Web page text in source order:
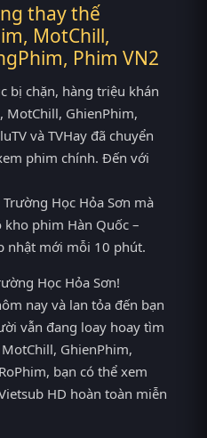
thay thế
MotChill,
Phim VN2
bị chặn, hàng triệu khán
GhienPhim,
và TVHay đã chuyển
phim chính. Đến với
Học Hỏa Sơn mà
phim Hàn Quốc –
nhật mới mỗi 10 phút.
Học Hỏa Sơn!
nay và lan tỏa đến bạn
vẫn đang loay hoay tìm
GhienPhim,
bạn có thể xem
HD hoàn toàn miễn